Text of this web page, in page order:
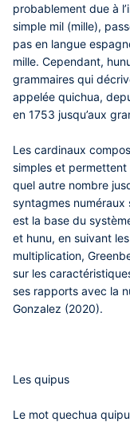
probablement due à
simple mil (mille),
pas en langue
mille. Cependant,
grammaires qui
appelée quichua,
en 1753 jusqu’aux
Les cardinaux
simples et permettent
quel autre nombre
syntagmes
est la base du
et hunu, en suivant
multiplication,
sur les
ses rapports avec la
Gonzalez (2020).
Les quipus
Le mot quechua